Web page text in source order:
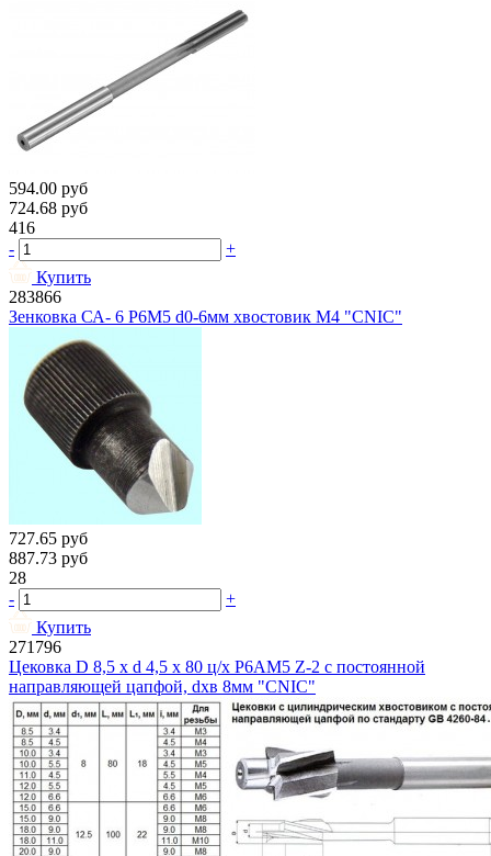
594.00 руб
724.68 руб
416
-
+
Купить
283866
Зенковка СА- 6 Р6М5 d0-6мм хвостовик М4 "CNIC"
727.65 руб
887.73 руб
28
-
+
Купить
271796
Цековка D 8,5 х d 4,5 х 80 ц/х Р6АМ5 Z-2 с постоянной
направляющей цапфой, dхв 8мм "CNIC"